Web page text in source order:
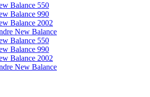
Balance 550
Balance 990
Balance 2002
New Balance
Balance 550
Balance 990
Balance 2002
New Balance